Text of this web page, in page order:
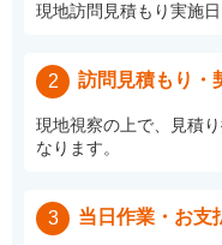
現地訪問見積もり実施日
2 訪問見積もり・
現地視察の上で、見積
なります。
3 当日作業・お支